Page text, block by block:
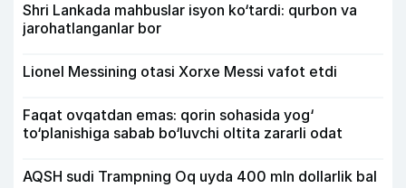
Shri Lankada mahbuslar isyon ko‘tardi: qurbon va
jarohatlanganlar bor
Lionel Messining otasi Xorxe Messi vafot etdi
Faqat ovqatdan emas: qorin sohasida yog‘
to‘planishiga sabab bo‘luvchi oltita zararli odat
AQSH sudi Trampning Oq uyda 400 mln dollarlik bal